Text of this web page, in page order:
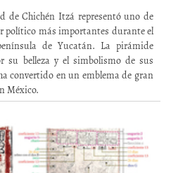
de Chichén Itzá representó uno de
político más importantes durante el
de Yucatán. La pirámide
su belleza y el simbolismo de sus
convertido en un emblema de gran
México.